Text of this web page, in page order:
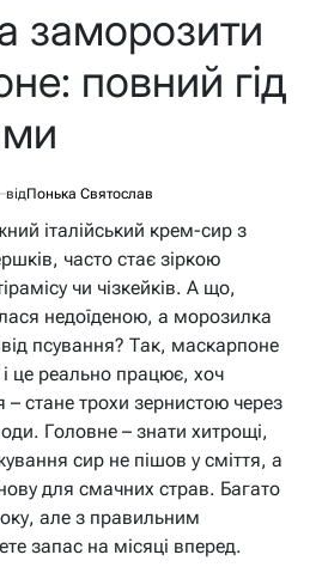
заморозити
повний гід
відПонька Святослав
італійський крем-сир з
часто стає зіркою
чи чізкейків. А що,
недоїденою, а морозилка
псування? Так, маскарпоне
це реально працює, хоч
– стане трохи зернистою через
Головне – знати хитрощі,
сир не пішов у сміття, а
для смачних страв. Багато
але з правильним
запас на місяці вперед.